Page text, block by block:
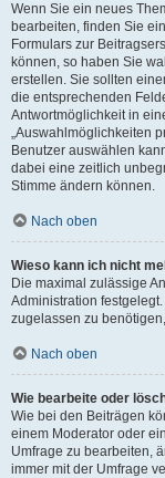
Wenn Sie ein neues
bearbeiten, finden Sie
Formulars zur
können, so haben Sie
erstellen. Sie sollten
die entsprechenden
Antwortmöglichkeit in
„Auswahlmöglichkeiten
Benutzer auswählen
dabei eine zeitlich
Stimme ändern können.
Nach oben
Wieso kann ich nicht
Die maximal zulässige
Administration
zugelassen zu
Nach oben
Wie bearbeite oder
Wie bei den Beiträgen
einem Moderator oder
Umfrage zu bearbeiten,
immer mit der Umfrage